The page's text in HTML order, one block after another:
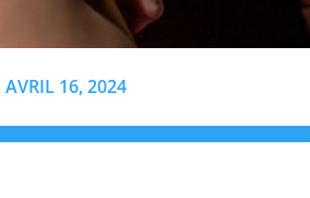
AVRIL 16, 2024